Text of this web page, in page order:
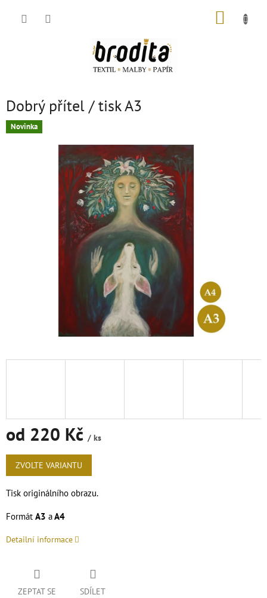
Dobrý přítel / tisk A3
Novinka
od 220 Kč / ks
Měrná
cena:
ZVOLTE VARIANTU
Tisk originálního obrazu.
Formát A3 aA4
Detailní informace
ZEPTAT SE SDÍLET